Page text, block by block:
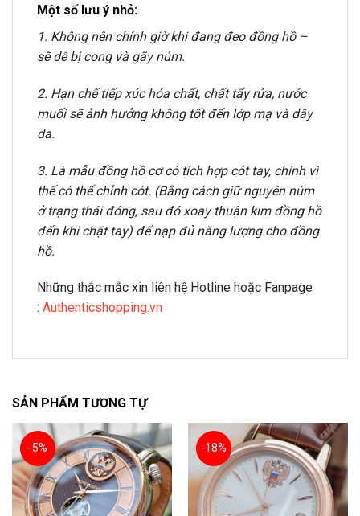
Một số lưu ý nhỏ:
1. Không nên chỉnh giờ khi đang đeo đồng hồ –
sẽ dễ bị cong và gãy núm.
2. Hạn chế tiếp xúc hóa chất, chất tẩy rửa, nước
muối sẽ ảnh hưởng không tốt đến lớp mạ và dây
da.
3. Là mẫu đồng hồ cơ có tích hợp cót tay, chính vì
thế có thể chỉnh cót. (Bằng cách giữ nguyên núm
ở trạng thái đóng, sau đó xoay thuận kim đồng hồ
đến khi chặt tay) để nạp đủ năng lượng cho đồng
hồ.
Những thắc mắc xin liên hệ Hotline hoặc Fanpage
: Authenticshopping.vn
SẢN PHẨM TƯƠNG TỰ
-5% -18%